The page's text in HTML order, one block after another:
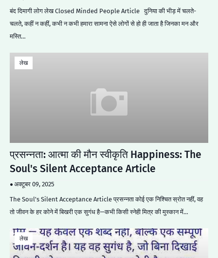
बंद दिमागी लोग लेख Closed Minded People Article दुनिया की भीड़ में चलते-
चलते, कहीं न कहीं, कभी न कभी हमारा सामना ऐसे लोगों से हो ही जाता है जिनका मन और
मस्ति…
लेख
प्रसन्नता: आत्मा की मौन स्वीकृति Happiness: The
Soul's Silent Acceptance Article
अक्टूबर 09, 2025
The Soul's Silent Acceptance Article प्रसन्नता कोई एक निश्चित स्रोत नहीं, वह
तो जीवन के हर कोने में बिखरी एक सुगंध है—कभी किसी स्नेही मित्र की मुस्कान में…
लेख